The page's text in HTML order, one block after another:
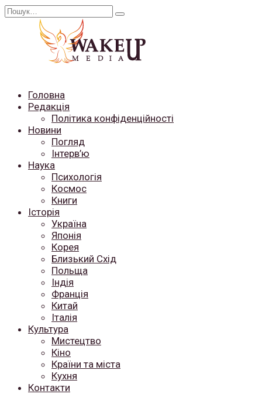
Перейти
Search
Головна
Редакція
Політика конфіденційності
Новини
Погляд
Інтерв’ю
Наука
Психологія
Космос
Книги
Історія
Україна
Японія
Корея
Близький Схід
Польща
Індія
Франція
Китай
Італія
Культура
Мистецтво
Кіно
Країни та міста
Кухня
Контакти